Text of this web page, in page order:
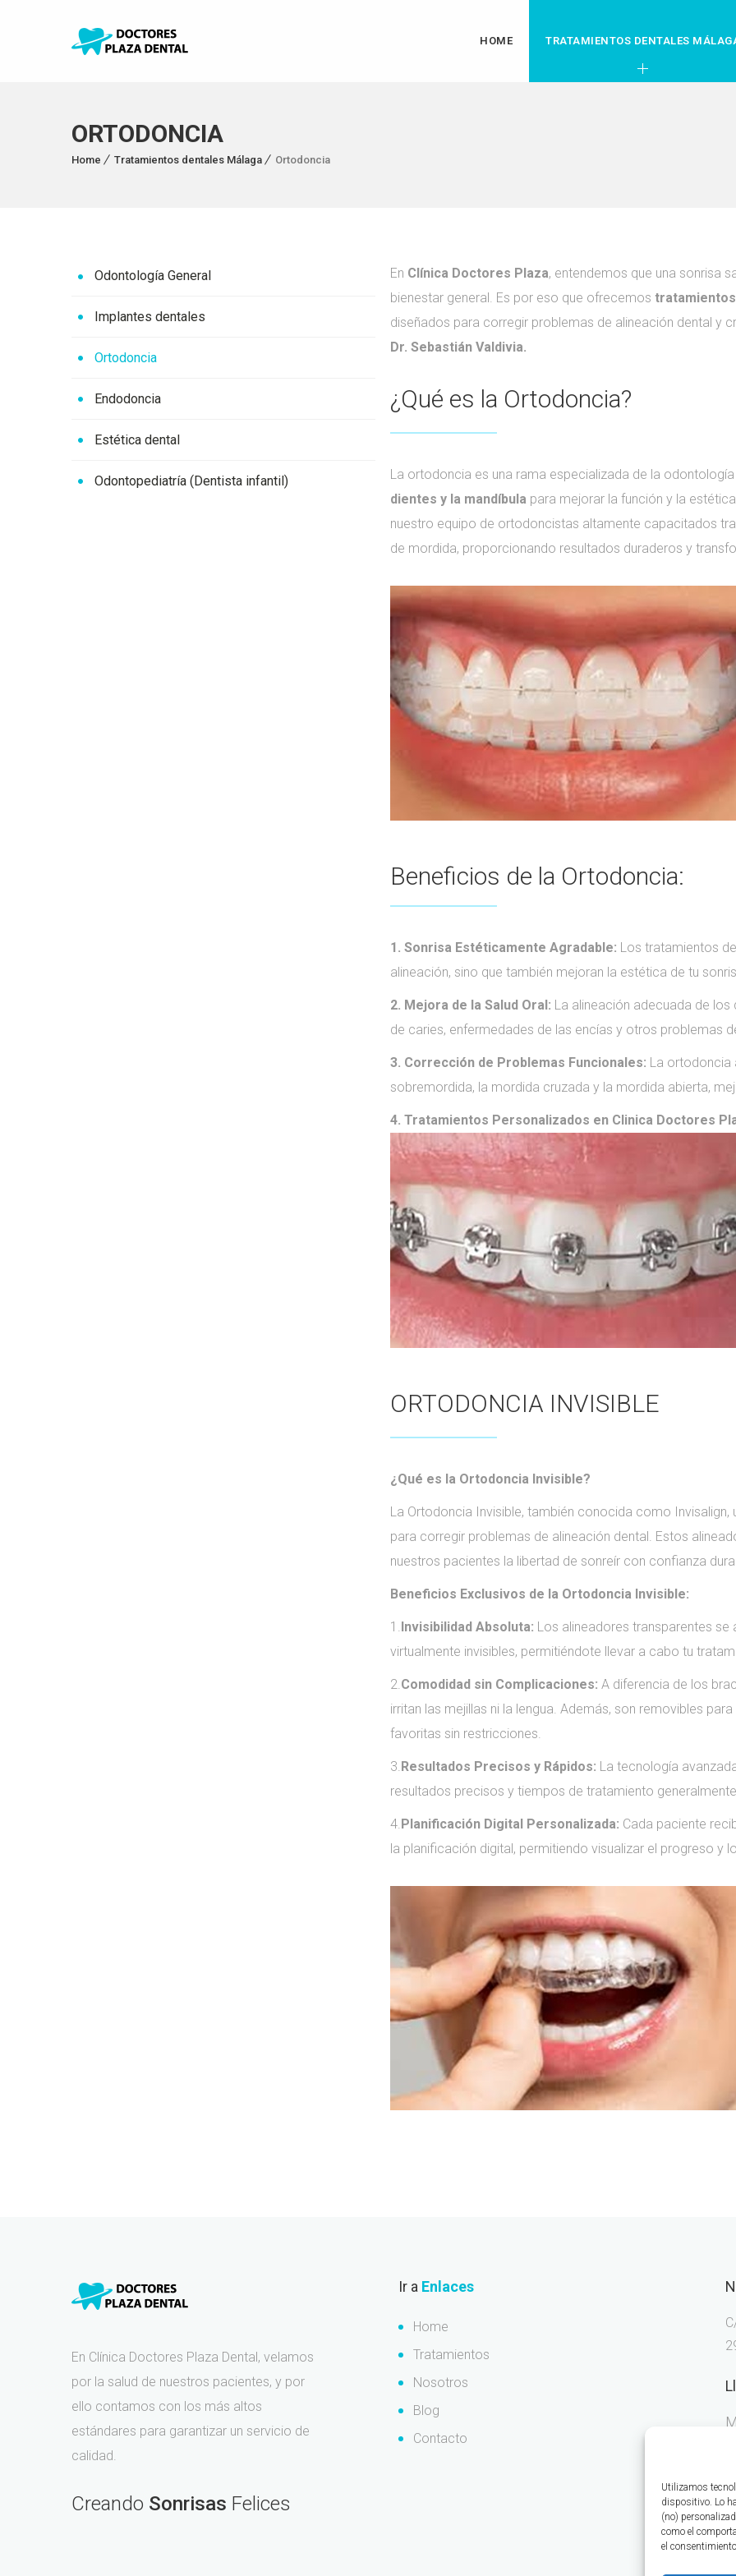
Utilizamos
dispositivo. Lo
(no)
como el
el
HOME TRATAMIENTOS DENTALES
ORTODONCIA
Home Tratamientos dentales Málaga Ortodoncia
Odontología General
Implantes dentales
Ortodoncia
Endodoncia
Estética dental
Odontopediatría (Dentista infantil)
En Clínica Doctores Plaza, entendemos que una sonrisa
bienestar general. Es por eso que ofrecemos
diseñados para corregir problemas de alineación dental y
Dr. Sebastián Valdivia.
¿Qué es la Ortodoncia?
La ortodoncia es una rama especializada de la
dientes y la mandíbula para mejorar la función y la
nuestro equipo de ortodoncistas altamente capacitados
de mordida, proporcionando resultados duraderos y
Beneficios de la Ortodoncia:
1. Sonrisa Estéticamente Agradable: Los tratamientos
alineación, sino que también mejoran la estética de tu
2. Mejora de la Salud Oral: La alineación adecuada de
de caries, enfermedades de las encías y otros problemas
3. Corrección de Problemas Funcionales: La ortodoncia
sobremordida, la mordida cruzada y la mordida abierta,
4. Tratamientos Personalizados en Clinica Doctores
ORTODONCIA INVISIBLE
¿Qué es la Ortodoncia Invisible?
La Ortodoncia Invisible, también conocida como
para corregir problemas de alineación dental. Estos
nuestros pacientes la libertad de sonreír con confianza
Beneficios Exclusivos de la Ortodoncia Invisible:
1.Invisibilidad Absoluta: Los alineadores transparentes
virtualmente invisibles, permitiéndote llevar a cabo tu
2.Comodidad sin Complicaciones: A diferencia de los
irritan las mejillas ni la lengua. Además, son removibles
favoritas sin restricciones.
3.Resultados Precisos y Rápidos: La tecnología
resultados precisos y tiempos de tratamiento
4.Planificación Digital Personalizada: Cada paciente
la planificación digital, permitiendo visualizar el progreso y
En Clínica Doctores Plaza Dental, velamos
por la salud de nuestros pacientes, y por
ello contamos con los más altos
estándares para garantizar un servicio de
calidad.
Creando Sonrisas Felices
Ir a Enlaces
Home
Tratamientos
Nosotros
Blog
Contacto